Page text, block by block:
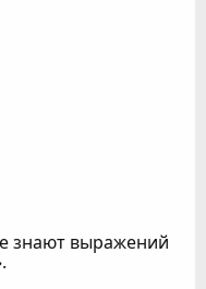
знают выражений